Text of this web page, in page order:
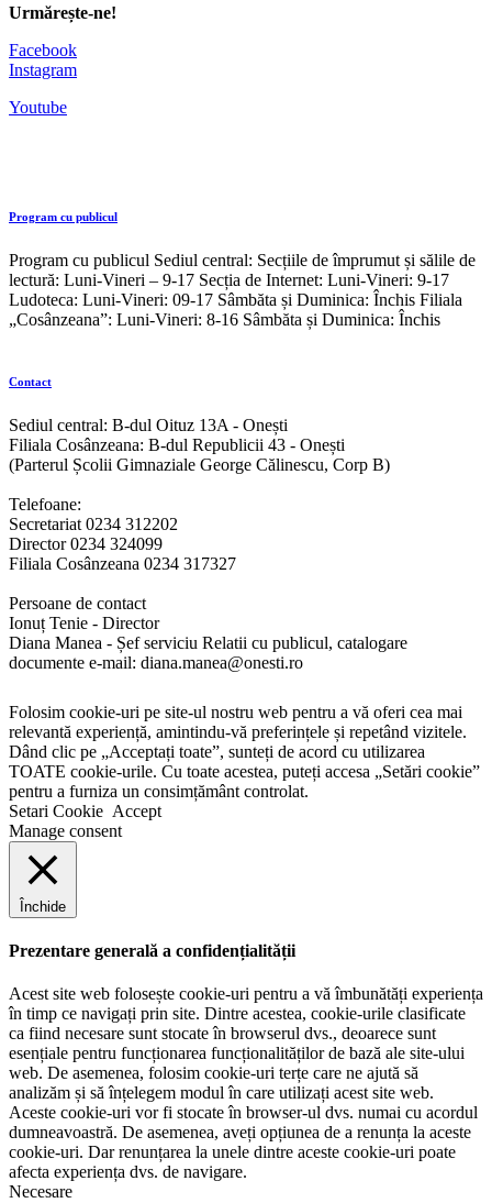
Urmărește-ne!
Facebook
Instagram
Youtube
Program cu publicul
Program cu publicul Sediul central: Secțiile de împrumut și sălile de
lectură: Luni-Vineri – 9-17 Secția de Internet: Luni-Vineri: 9-17
Ludoteca: Luni-Vineri: 09-17 Sâmbăta și Duminica: Închis Filiala
„Cosânzeana”: Luni-Vineri: 8-16 Sâmbăta și Duminica: Închis
Contact
Sediul central: B-dul Oituz 13A - Onești
Filiala Cosânzeana: B-dul Republicii 43 - Onești
(Parterul Școlii Gimnaziale George Călinescu, Corp B)
Telefoane:
Secretariat 0234 312202
Director 0234 324099
Filiala Cosânzeana 0234 317327
Persoane de contact
Ionuț Tenie - Director
Diana Manea - Șef serviciu Relatii cu publicul, catalogare
documente e-mail: diana.manea@onesti.ro
Folosim cookie-uri pe site-ul nostru web pentru a vă oferi cea mai
relevantă experiență, amintindu-vă preferințele și repetând vizitele.
Dând clic pe „Acceptați toate”, sunteți de acord cu utilizarea
TOATE cookie-urile. Cu toate acestea, puteți accesa „Setări cookie”
pentru a furniza un consimțământ controlat.
Setari Cookie Accept
Manage consent
Închide
Prezentare generală a confidențialității
Acest site web folosește cookie-uri pentru a vă îmbunătăți experiența
în timp ce navigați prin site. Dintre acestea, cookie-urile clasificate
ca fiind necesare sunt stocate în browserul dvs., deoarece sunt
esențiale pentru funcționarea funcționalităților de bază ale site-ului
web. De asemenea, folosim cookie-uri terțe care ne ajută să
analizăm și să înțelegem modul în care utilizați acest site web.
Aceste cookie-uri vor fi stocate în browser-ul dvs. numai cu acordul
dumneavoastră. De asemenea, aveți opțiunea de a renunța la aceste
cookie-uri. Dar renunțarea la unele dintre aceste cookie-uri poate
afecta experiența dvs. de navigare.
Necesare